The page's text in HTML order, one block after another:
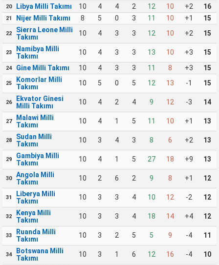
20 Libya Milli Takımı 10 4 4 2 12 10 +2 16
21 Nijer Milli Takımı 8 5 0 3 11 10 +1 15
22
Sierra Leone Milli
Takımı
10 4 3 3 12 10 +2 15
23
Namibya Milli
Takımı
10 4 3 3 13 10 +3 15
24 Gine Milli Takımı 10 4 3 3 11 8 +3 15
25
Komorlar Milli
Takımı
10 5 0 5 12 13 -1 15
26
Ekvator Ginesi
Milli Takımı
10 4 2 4 9 12 -3 14
27
Malawi Milli
Takımı
10 4 1 5 11 10 +1 13
28
Sudan Milli
Takımı
10 3 4 3 8 6 +2 13
29
Gambiya Milli
Takımı
10 4 1 5 27 18 +9 13
30
Angola Milli
Takımı
10 2 6 2 9 8 +1 12
31
Liberya Milli
Takımı
10 3 3 4 10 12 -2 12
32
Kenya Milli
Takımı
10 3 3 4 18 14 +4 12
33
Ruanda Milli
Takımı
10 3 2 5 5 9 -4 11
34
Botswana Milli
Takımı
10 3 1 6 12 16 -4 10